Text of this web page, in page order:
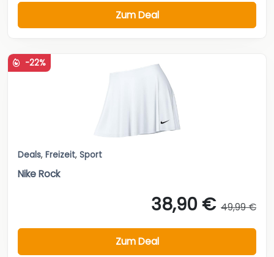
Zum Deal
-22%
Deals, Freizeit, Sport
Nike Rock
38,90 € 49,99 €
Zum Deal